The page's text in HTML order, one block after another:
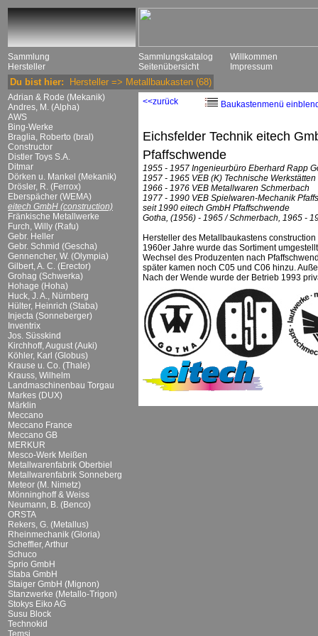
Sammlung
Hersteller
Sammlungskatalog
Seitenübersicht
Willkommen
Impressum
Du bist hier: Hersteller => Metallbaukasten (68)
Adrian & Rode (Mekanik)
Andres, M. (Alpha)
AWS
Bing-Werke
Braglia, Roberto (bral)
Constructor
Distler Toys S.A.
Ditmar
Dörken u. Mankel (Mekanik)
Drösler, R. (Ferrox)
Eberspächer (WEMA)
eitech GmbH (construction)
Fränkische Metallwerke
Furch, Willy (Rafu)
Gebr. Heller
Gebr. Schmid (Gescha)
Gennencher, W. (Olympia)
Gilbert, A. C. (Erector)
Grohag (Schwerka)
Hohage (Hoha)
Huck, J. A., Nürnberg
Hülter, Heinrich (Staba)
Injecta (Sonneberger)
Inventrix
Jos. Süsskind
Kirchhoff, August (Auki)
Köhler, Karl (Globus)
Krause u. Co. (Thale)
Krauss, Wilhelm
Landmaschinenbau Torgau
Markes (DUX)
Märklin
Meccano
Meccano France
Meccano GB
MERKUR
Mesco-Werk Meißen
Metallwarenfabrik Oberbiel
Metallwarenfabrik Sonneberg
Meteor (M. Nimetz)
Mönninghoff & Weiss
Neumann, B. (Benco)
ORSTA
Rekers, G. (Metallus)
Rheinmechanik (Gloria)
Scheffler, Arthur
Schuco
Sprio GmbH
Staba GmbH
Staiger GmbH (Mignon)
Stanzwerke (Metallo-Trigon)
Stokys Eiko AG
Susu Block
Technokid
Temsi
<<zurück Baukastenmenü
Eichsfelder Technik eitech
Pfaffschwende
1955 - 1957 Ingenieurbüro Eberhard Rapp
1957 - 1965 VEB (K) Technische Werkstätten
1966 - 1976 VEB Metallwaren Schmerbach
1977 - 1990 VEB Spielwaren-Mechanik
seit 1990 eitech GmbH Pfaffschwende
Gotha, (1956) - 1965 / Schmerbach, 1965 -
Hersteller des Metallbaukastens
1960er Jahre wurde das Sortiment
Wechsel des Produzenten nach
später kamen noch C05 und C06 hinzu.
Nach der Wende wurde der Betrieb 1993